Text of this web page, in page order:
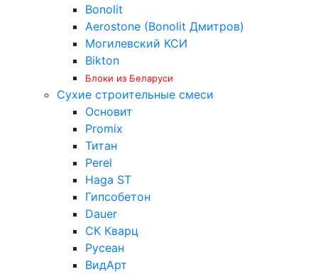
Bonolit
Aerostone (Bonolit Дмитров)
Могилевский КСИ
Bikton
Блоки из Беларуси
Сухие строительные смеси
Основит
Promix
Титан
Perel
Haga ST
Гипсобетон
Dauer
СК Кварц
Русеан
ВидАрт